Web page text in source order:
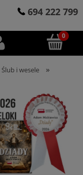
694 222 799
Ślub i wesele »